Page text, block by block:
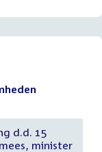
d.d. 15
minister